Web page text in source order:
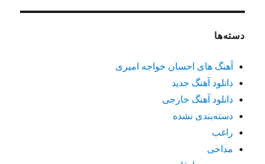
دسته‌ها
آهنگ های احسان خواجه امیری
دانلود آهنگ جدید
دانلود آهنگ خارجی
دسته‌بندی نشده
راغب
مداحی